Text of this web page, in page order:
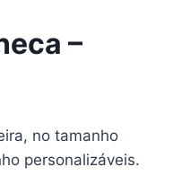
–
no tamanho
personalizáveis.